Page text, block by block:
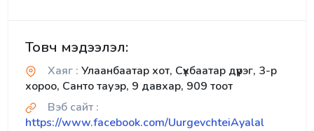
Товч мэдээлэл:
Хаяг : Улаанбаатар хот, Сүхбаатар дүүрэг, 3-р
хороо, Санто тауэр, 9 давхар, 909 тоот
Вэб сайт :
https://www.facebook.com/UurgevchteiAyalal